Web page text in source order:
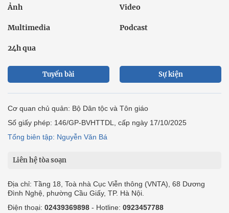
Ảnh Video
Multimedia Podcast
24h qua
Tuyến bài Sự kiện
Cơ quan chủ quản: Bộ Dân tộc và Tôn giáo
Số giấy phép: 146/GP-BVHTTDL, cấp ngày 17/10/2025
Tổng biên tập: Nguyễn Văn Bá
Liên hệ tòa soạn
Địa chỉ: Tầng 18, Toà nhà Cục Viễn thông (VNTA), 68 Dương
Đình Nghệ, phường Cầu Giấy, TP. Hà Nội.
Điện thoại: 02439369898 - Hotline: 0923457788